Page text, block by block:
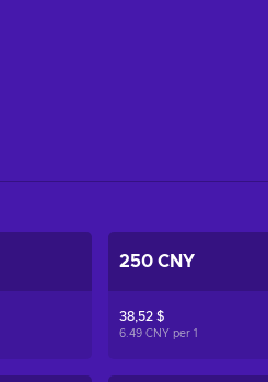
250 CNY
38,52 $
6.49 CNY per1